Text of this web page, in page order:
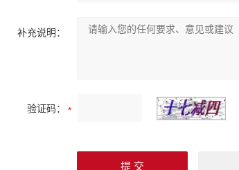
补充说明：
验证码：